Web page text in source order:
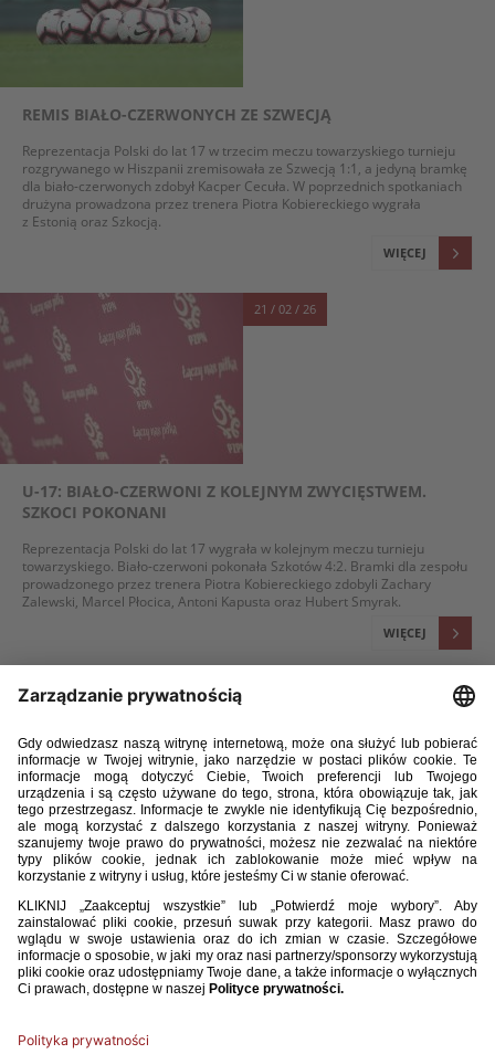
REMIS BIAŁO-CZERWONYCH ZE SZWECJĄ
Reprezentacja Polski do lat 17 w trzecim meczu towarzyskiego turnieju
rozgrywanego w Hiszpanii zremisowała ze Szwecją 1:1, a jedyną bramkę
dla biało-czerwonych zdobył Kacper Cecuła. W poprzednich spotkaniach
drużyna prowadzona przez trenera Piotra Kobiereckiego wygrała
z Estonią oraz Szkocją.
WIĘCEJ
21 / 02 / 26
U-17: BIAŁO-CZERWONI Z KOLEJNYM ZWYCIĘSTWEM.
SZKOCI POKONANI
Reprezentacja Polski do lat 17 wygrała w kolejnym meczu turnieju
towarzyskiego. Biało-czerwoni pokonała Szkotów 4:2. Bramki dla zespołu
prowadzonego przez trenera Piotra Kobiereckiego zdobyli Zachary
Zalewski, Marcel Płocica, Antoni Kapusta oraz Hubert Smyrak.
WIĘCEJ
[U-17] DODATKOWE POWOŁANIA NA TURNIEJ W
Aleksander Klimkiewicz (Lech Poznań) i Zachary Zalewski (Jagiellonia
Białystok) otrzymali dodatkowe powołania do reprezentacji Polski U-17
(górny rocznik 2009) na towarzyski turniej w hiszpańskim San Pedro del
Pinatar. W jego ramach biało-czerwoni zmierzą się z Estonią (18 lutego,
g. 14:00), Szkocją (21 lutego, g. 11:00) oraz Szwecją (23 lutego, g. 17:00).